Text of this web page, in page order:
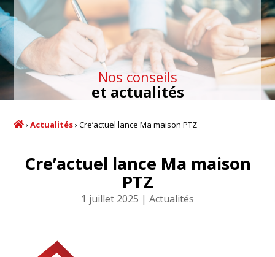
Nos conseils
et actualités
›Actualités›Cre’actuel lance Ma maison PTZ
Cre’actuel lance Ma maison
PTZ
1 juillet 2025 Actualités